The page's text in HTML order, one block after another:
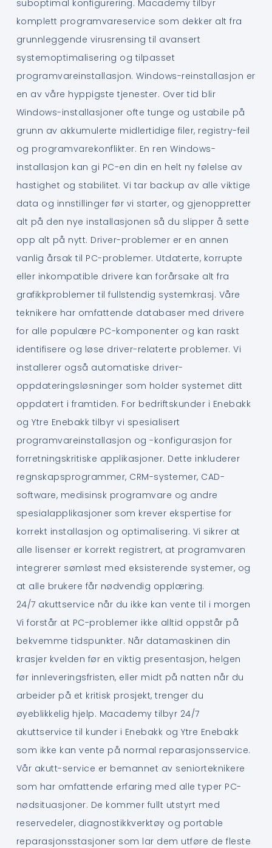
suboptimal konfigurering. Macademy tilbyr
komplett programvareservice som dekker alt fra
grunnleggende virusrensing til avansert
systemoptimalisering og tilpasset
programvareinstallasjon. Windows-reinstallasjon er
en av våre hyppigste tjenester. Over tid blir
Windows-installasjoner ofte tunge og ustabile på
grunn av akkumulerte midlertidige filer, registry-feil
og programvarekonflikter. En ren Windows-
installasjon kan gi PC-en din en helt ny følelse av
hastighet og stabilitet. Vi tar backup av alle viktige
data og innstillinger før vi starter, og gjenoppretter
alt på den nye installasjonen så du slipper å sette
opp alt på nytt. Driver-problemer er en annen
vanlig årsak til PC-problemer. Utdaterte, korrupte
eller inkompatible drivere kan forårsake alt fra
grafikkproblemer til fullstendig systemkrasj. Våre
teknikere har omfattende databaser med drivere
for alle populære PC-komponenter og kan raskt
identifisere og løse driver-relaterte problemer. Vi
installerer også automatiske driver-
oppdateringsløsninger som holder systemet ditt
oppdatert i framtiden. For bedriftskunder i Enebakk
og Ytre Enebakk tilbyr vi spesialisert
programvareinstallasjon og -konfigurasjon for
forretningskritiske applikasjoner. Dette inkluderer
regnskapsprogrammer, CRM-systemer, CAD-
software, medisinsk programvare og andre
spesialapplikasjoner som krever ekspertise for
korrekt installasjon og optimalisering. Vi sikrer at
alle lisenser er korrekt registrert, at programvaren
integrerer sømløst med eksisterende systemer, og
at alle brukere får nødvendig opplæring.
24/7 akuttservice når du ikke kan vente til i morgen
Vi forstår at PC-problemer ikke alltid oppstår på
bekvemme tidspunkter. Når datamaskinen din
krasjer kvelden før en viktig presentasjon, helgen
før innleveringsfristen, eller midt på natten når du
arbeider på et kritisk prosjekt, trenger du
øyeblikkelig hjelp. Macademy tilbyr 24/7
akuttservice til kunder i Enebakk og Ytre Enebakk
som ikke kan vente på normal reparasjonsservice.
Vår akutt-service er bemannet av seniorteknikere
som har omfattende erfaring med alle typer PC-
nødsituasjoner. De kommer fullt utstyrt med
reservedeler, diagnostikkverktøy og portable
reparasjonsstasjoner som lar dem utføre de fleste